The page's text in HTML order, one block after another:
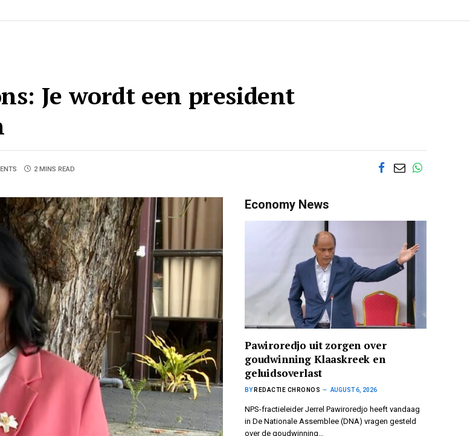
Je wordt een president
2 MINS READ
Economy News
Pawiroredjo uit zorgen over
goudwinning Klaaskreek en
geluidsoverlast
BY REDACTIE CHRONOS AUGUST 6, 2026
NPS-fractieleider Jerrel Pawiroredjo heeft vandaag
in De Nationale Assemblee (DNA) vragen gesteld
over de goudwinning…